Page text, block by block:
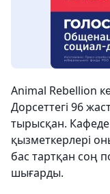
Animal Rebellion
Дорсеттегі 96
тырысқан.
қызметкерлері
бас тартқан соң
шығарды.